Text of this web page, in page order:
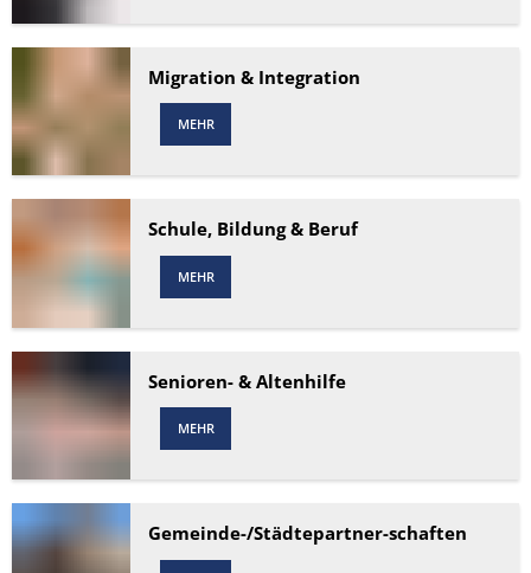
Migration & Integration
MEHR
Schule, Bildung & Beruf
MEHR
Senioren- & Altenhilfe
MEHR
Gemeinde-/Städtepartner-schaften